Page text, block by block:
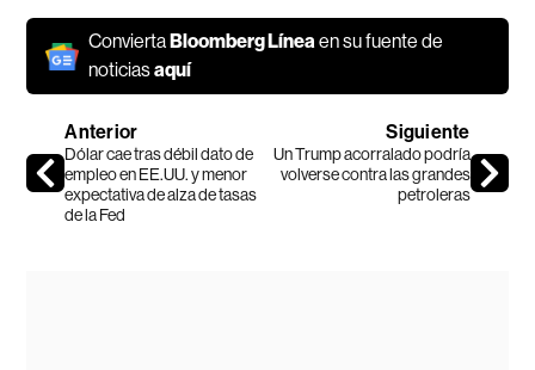
Convierta Bloomberg Líneaen su fuente de
noticiasaquí
Anterior
Dólar cae tras débil dato de
empleo en EE.UU. y menor
expectativa de alza de tasas
de la Fed
Siguiente
Un Trump acorralado podría
volverse contra las grandes
petroleras